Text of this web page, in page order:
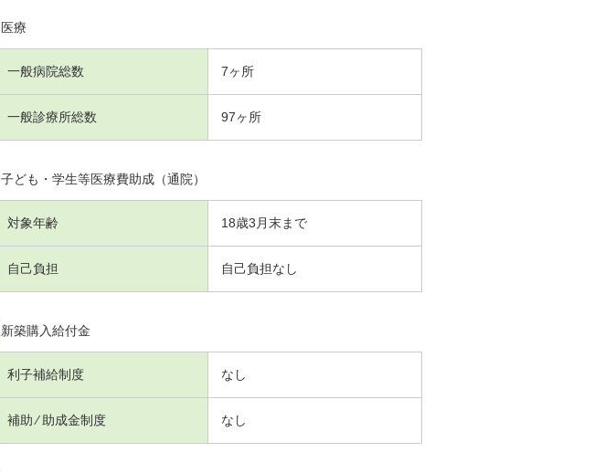
医療
一般病院総数 7ヶ所
一般診療所総数 97ヶ所
子ども・学生等医療費助成（通院）
対象年齢 18歳3月末まで
自己負担 自己負担なし
新築購入給付金
利子補給制度 なし
補助 ⁄ 助成金制度 なし